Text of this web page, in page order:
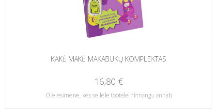
KAKĖ MAKĖ MAKABUKŲ KOMPLEKTAS
16,80 €
Ole esimene, kes sellele tootele hinnangu annab